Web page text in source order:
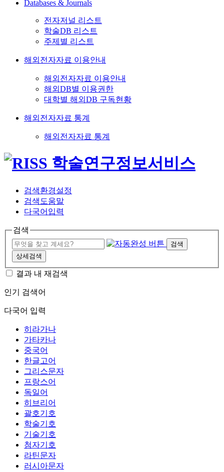
Databases & Journals
전자저널 리스트
학술DB 리스트
주제별 리스트
해외전자자료 이용안내
해외전자자료 이용안내
해외DB별 이용권한
대학별 해외DB 구독현황
해외전자자료 통계
해외전자자료 통계
검색환경설정
검색도움말
다국어입력
검색
검색
상세검색
결과 내 재검색
인기 검색어
다국어 입력
히라가나
가타카나
중국어
한글고어
그리스문자
프랑스어
독일어
히브리어
괄호기호
학술기호
기술기호
첨자기호
라틴문자
러시아문자